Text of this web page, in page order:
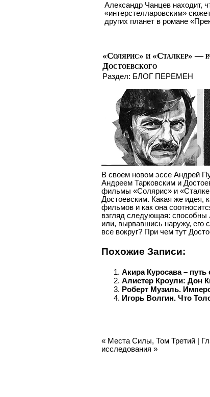
Александр Чанцев находит,
«интерстелларовским»
других планет в романе
«Солярис» и «Сталкер» —
Достоевского
Раздел: БЛОГ ПЕРЕМЕН
В своем новом эссе Андрей
Андреем Тарковским и
фильмы «Солярис» и
Достоевским. Какая же идея,
фильмов и как она
взгляд следующая: способны
или, вырвавшись наружу, его
все вокруг? При чем тут
Похожие Записи:
Акира Куросава – путь
Алистер Кроули: Дон
Роберт Музиль.
Игорь Волгин. Что
« Места Силы, Том Третий |
исследования »